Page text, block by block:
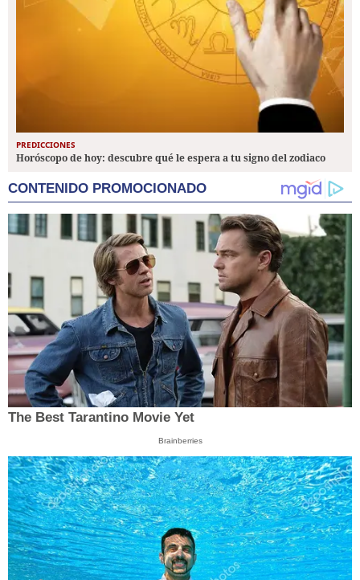
PREDICCIONES
Horóscopo de hoy: descubre qué le espera a tu signo del zodiaco
CONTENIDO PROMOCIONADO
The Best Tarantino Movie Yet
Brainberries